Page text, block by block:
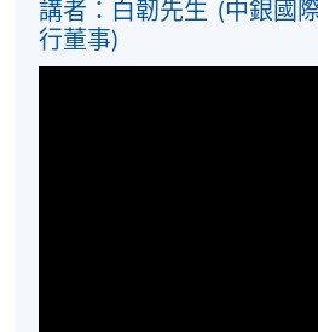
講者：白韌先生 (中銀國
行董事)